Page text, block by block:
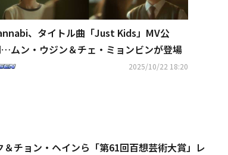
、タイトル曲「Just Kids」MV公
ムン・ウジン＆チェ・ミョンビンが登場
2025/10/22 18:20
＆チョン・ヘインら「第61回百想芸術大賞」レ